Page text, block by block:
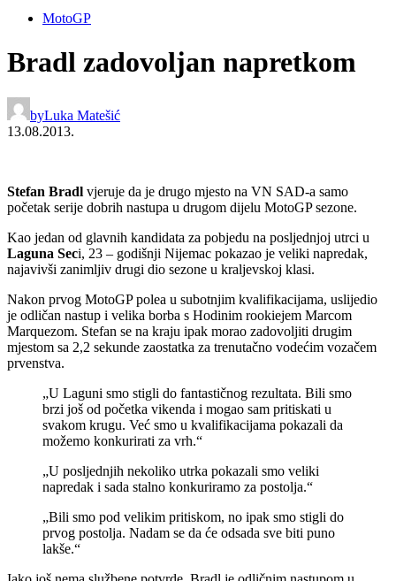
MotoGP
Bradl zadovoljan napretkom
byLuka Matešić
13.08.2013.
Stefan Bradl vjeruje da je drugo mjesto na VN SAD-a samo
početak serije dobrih nastupa u drugom dijelu MotoGP sezone.
Kao jedan od glavnih kandidata za pobjedu na posljednjoj utrci u
Laguna Seci, 23 – godišnji Nijemac pokazao je veliki napredak,
najavivši zanimljiv drugi dio sezone u kraljevskoj klasi.
Nakon prvog MotoGP polea u subotnjim kvalifikacijama, uslijedio
je odličan nastup i velika borba s Hodinim rookiejem Marcom
Marquezom. Stefan se na kraju ipak morao zadovoljiti drugim
mjestom sa 2,2 sekunde zaostatka za trenutačno vodećim vozačem
prvenstva.
„U Laguni smo stigli do fantastičnog rezultata. Bili smo
brzi još od početka vikenda i mogao sam pritiskati u
svakom krugu. Već smo u kvalifikacijama pokazali da
možemo konkurirati za vrh.“
„U posljednjih nekoliko utrka pokazali smo veliki
napredak i sada stalno konkuriramo za postolja.“
„Bili smo pod velikim pritiskom, no ipak smo stigli do
prvog postolja. Nadam se da će odsada sve biti puno
lakše.“